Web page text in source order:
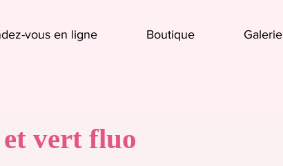
vous en ligne Boutique Galerie
vert fluo